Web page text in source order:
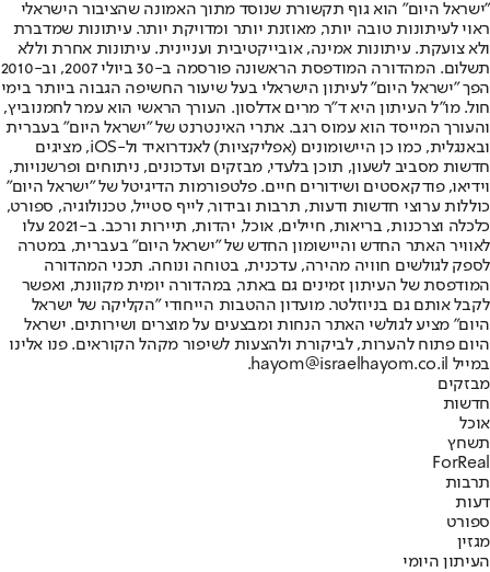
"ישראל היום" הוא גוף תקשורת שנוסד מתוך האמונה שהציבור הישראלי
ראוי לעיתונות טובה יותר, מאוזנת יותר ומדויקת יותר. עיתונות שמדברת
ולא צועקת. עיתונות אמינה, אובייקטיבית ועניינית. עיתונות אחרת וללא
תשלום. המהדורה המודפסת הראשונה פורסמה ב-30 ביולי 2007, וב-2010
הפך "ישראל היום" לעיתון הישראלי בעל שיעור החשיפה הגבוה ביותר בימי
חול. מו"ל העיתון היא ד"ר מרים אדלסון. העורך הראשי הוא עמר לחמנוביץ,
והעורך המייסד הוא עמוס רגב. אתרי האינטרנט של "ישראל היום" בעברית
ובאנגלית, כמו כן היישומונים (אפליקציות) לאנדרואיד ול-iOS, מציגים
חדשות מסביב לשעון, תוכן בלעדי, מבזקים ועדכונים, ניתוחים ופרשנויות,
וידיאו, פודקאסטים ושידורים חיים. פלטפורמות הדיגיטל של "ישראל היום"
כוללות ערוצי חדשות ודעות, תרבות ובידור, לייף סטייל, טכנולוגיה, ספורט,
כלכלה וצרכנות, בריאות, חיילים, אוכל, יהדות, תיירות ורכב. ב-2021 עלו
לאוויר האתר החדש והיישומון החדש של "ישראל היום" בעברית, במטרה
לספק לגולשים חוויה מהירה, עדכנית, בטוחה ונוחה. תכני המהדורה
המודפסת של העיתון זמינים גם באתר, במהדורה יומית מקוונת, ואפשר
לקבל אותם גם בניוזלטר. מועדון ההטבות הייחודי "הקליקה של ישראל
היום" מציע לגולשי האתר הנחות ומבצעים על מוצרים ושירותים. ישראל
היום פתוח להערות, לביקורת ולהצעות לשיפור מקהל הקוראים. פנו אלינו
במייל hayom@israelhayom.co.il.
מבזקים
חדשות
אוכל
תשחץ
ForReal
תרבות
דעות
ספורט
מגזין
העיתון היומי